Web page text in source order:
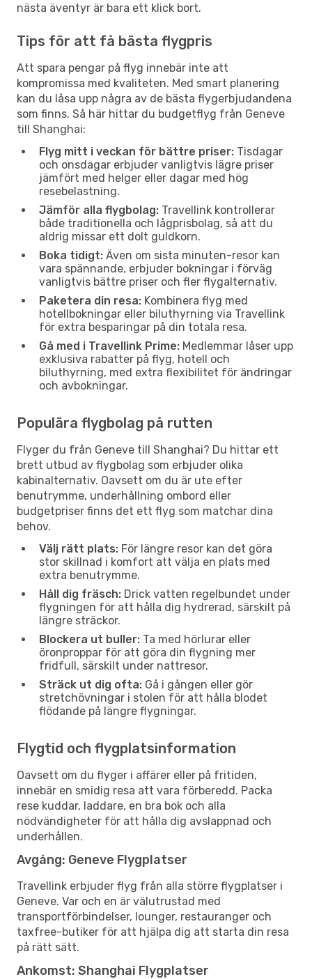
nästa äventyr är bara ett klick bort.
Tips för att få bästa flygpris
Att spara pengar på flyg innebär inte att
kompromissa med kvaliteten. Med smart planering
kan du låsa upp några av de bästa flygerbjudandena
som finns. Så här hittar du budgetflyg från Geneve
till Shanghai:
Flyg mitt i veckan för bättre priser: Tisdagar
och onsdagar erbjuder vanligtvis lägre priser
jämfört med helger eller dagar med hög
resebelastning.
Jämför alla flygbolag: Travellink kontrollerar
både traditionella och lågprisbolag, så att du
aldrig missar ett dolt guldkorn.
Boka tidigt: Även om sista minuten-resor kan
vara spännande, erbjuder bokningar i förväg
vanligtvis bättre priser och fler flygalternativ.
Paketera din resa: Kombinera flyg med
hotellbokningar eller biluthyrning via Travellink
för extra besparingar på din totala resa.
Gå med i Travellink Prime: Medlemmar låser upp
exklusiva rabatter på flyg, hotell och
biluthyrning, med extra flexibilitet för ändringar
och avbokningar.
Populära flygbolag på rutten
Flyger du från Geneve till Shanghai? Du hittar ett
brett utbud av flygbolag som erbjuder olika
kabinalternativ. Oavsett om du är ute efter
benutrymme, underhållning ombord eller
budgetpriser finns det ett flyg som matchar dina
behov.
Välj rätt plats: För längre resor kan det göra
stor skillnad i komfort att välja en plats med
extra benutrymme.
Håll dig fräsch: Drick vatten regelbundet under
flygningen för att hålla dig hydrerad, särskilt på
längre sträckor.
Blockera ut buller: Ta med hörlurar eller
öronproppar för att göra din flygning mer
fridfull, särskilt under nattresor.
Sträck ut dig ofta: Gå i gången eller gör
stretchövningar i stolen för att hålla blodet
flödande på längre flygningar.
Flygtid och flygplatsinformation
Oavsett om du flyger i affärer eller på fritiden,
innebär en smidig resa att vara förberedd. Packa
rese kuddar, laddare, en bra bok och alla
nödvändigheter för att hålla dig avslappnad och
underhållen.
Avgång: Geneve Flygplatser
Travellink erbjuder flyg från alla större flygplatser i
Geneve. Var och en är välutrustad med
transportförbindelser, lounger, restauranger och
taxfree-butiker för att hjälpa dig att starta din resa
på rätt sätt.
Ankomst: Shanghai Flygplatser